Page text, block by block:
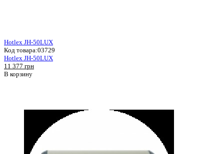
Hotlex JH-50LUX
Код товара:03729
Hotlex JH-50LUX
11 377 грн
В корзину